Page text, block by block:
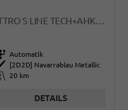
SPORTBACK NEU TFSI QUATTRO S LINE TECH+AHK+ALU19+LEDPLUS+KLIMAPLUS+EXTSCHWARZ
Getriebe Automatik
Außenfarbe
[2D2D] Navarrablau Metallic
Kilometerstand 20 km
DETAILS